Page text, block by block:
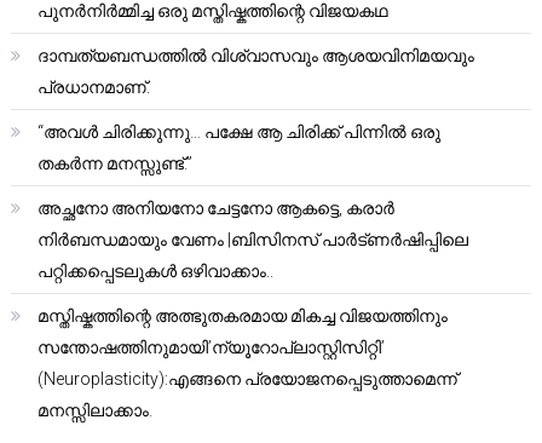
പുനർനിർമ്മിച്ച ഒരു മസ്തിഷ്കത്തിന്റെ വിജയകഥ
ദാമ്പത്യബന്ധത്തിൽ വിശ്വാസവും ആശയവിനിമയവും
പ്രധാനമാണ്.
“അവൾ ചിരിക്കുന്നു… പക്ഷേ ആ ചിരിക്ക് പിന്നിൽ ഒരു
തകർന്ന മനസ്സുണ്ട്.”
അച്ഛനോ അനിയനോ ചേട്ടനോ ആകട്ടെ, കരാർ
നിർബന്ധമായും വേണം |ബിസിനസ് പാർട്ണർഷിപ്പിലെ
പറ്റിക്കപ്പെടലുകൾ ഒഴിവാക്കാം..
മസ്തിഷ്കത്തിന്റെ അത്ഭുതകരമായ മികച്ച വിജയത്തിനും
സന്തോഷത്തിനുമായി’ന്യൂറോപ്ലാസ്റ്റിസിറ്റി’
(Neuroplasticity):എങ്ങനെ പ്രയോജനപ്പെടുത്താമെന്ന്
മനസ്സിലാക്കാം.